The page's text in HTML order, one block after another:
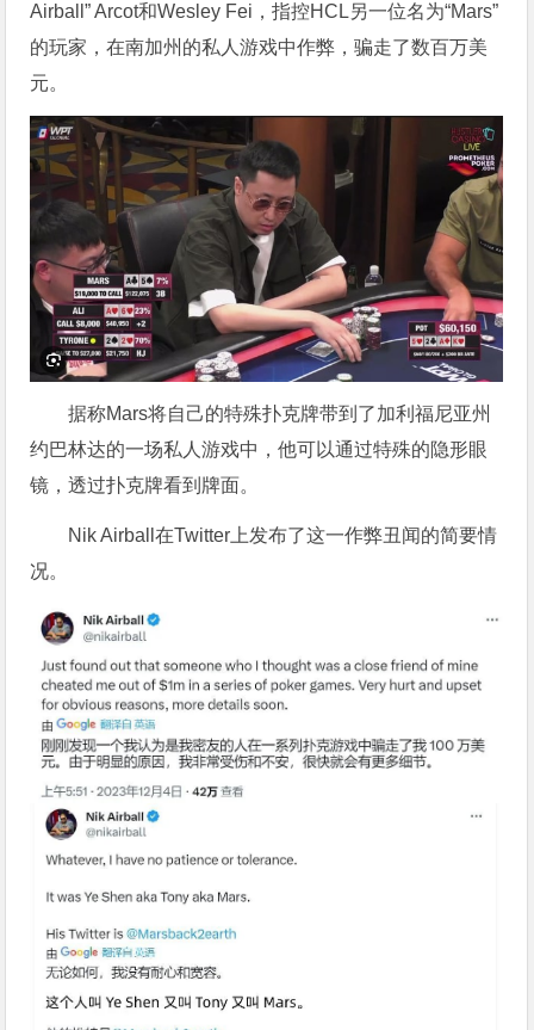
Airball” Arcot和Wesley Fei，指控HCL另一位名为“Mars”
的玩家，在南加州的私人游戏中作弊，骗走了数百万美
元。
据称Mars将自己的特殊扑克牌带到了加利福尼亚州
约巴林达的一场私人游戏中，他可以通过特殊的隐形眼
镜，透过扑克牌看到牌面。
Nik Airball在Twitter上发布了这一作弊丑闻的简要情
况。